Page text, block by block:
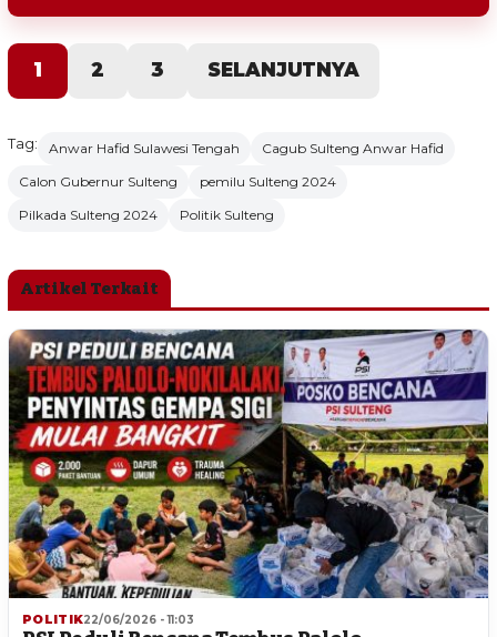
1 2 3 SELANJUTNYA
Tag: Anwar Hafid Sulawesi Tengah
Cagub Sulteng Anwar Hafid
Calon Gubernur Sulteng
pemilu Sulteng 2024
Pilkada Sulteng 2024
Politik Sulteng
Artikel Terkait
POLITIK22/06/2026 - 11:03